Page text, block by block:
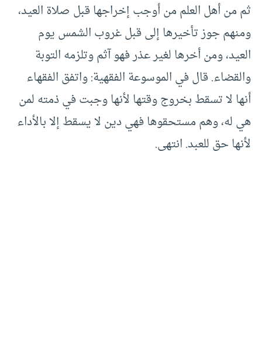
ثم من أهل العلم من أوجب إخراجها قبل صلاة العيد،
ومنهم جوز تأخيرها إلى قبل غروب الشمس يوم
العيد، ومن أخرها لغير عذر فهو آثم وتلزمه التوبة
والقضاء. قال في الموسوعة الفقهية: واتفق الفقهاء
أنها لا تسقط بخروج وقتها لأنها وجبت في ذمته لمن
هي له، وهم مستحقوها فهي دين لا يسقط إلا بالأداء
لأنها حق للعبد. انتهى.